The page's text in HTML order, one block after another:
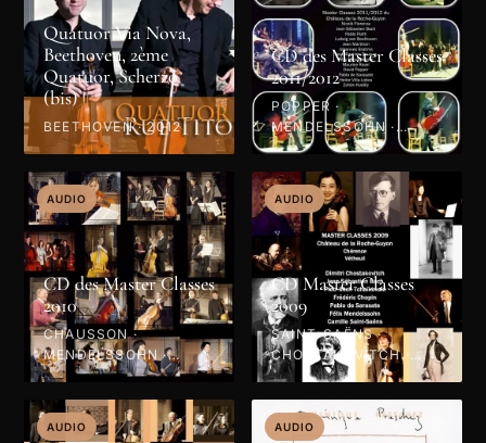
Quatuor Via Nova,
Beethoven, 2ème
Quatuor, Scherzo
(bis)
BEETHOVEN · 2012
CD des Master Classes
2011/2012
POPPER ·
MENDELSSOHN ·
VILLA-LOBOS · BACH ·
BRAHMS · BEETHOVEN
· RAVEL · SARASATE ·
KODÁLY · 2012
AUDIO
CD des Master Classes
2010
CHAUSSON ·
MENDELSSOHN ·
SCHUBERT · HAENDEL
· PAGANINI · GLIÈRE ·
SCHUMANN · 2010
AUDIO
CD Master Classes
2009
SAINT-SAËNS ·
CHOSTAKOVITCH ·
MENDELSSOHN ·
CHOPIN · BACH ·
SARASATE ·
TCHAÏKOVSKI · 2009
AUDIO AUDIO